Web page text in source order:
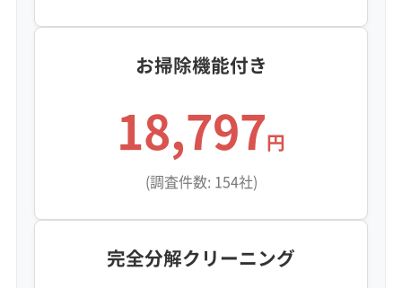
ィンが白く粉を吹いたり、ポロ
ースを何度も見てきました。見
た目はキレイでも、内部で静か
にサビが進行していることが多
いのが、このエリアの怖いとこ
ろですね。
お掃除機能付き
18,797円
(調査件数: 154社)
完全分解クリーニング